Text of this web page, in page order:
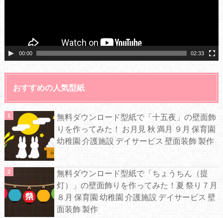
00:00 02:33
おすすめの人気型紙
無料ダウンロード型紙で「十五夜」の壁面飾
りを作ってみた！ お月見 秋 満月 ９月 保育園
幼稚園 介護施設 デイサービス 壁面装飾 製作
無料ダウンロード型紙で「ちょうちん（提
灯）」の壁面飾りを作ってみた！夏 祭り７月
８月 保育園 幼稚園 介護施設 デイサービス 壁
面装飾 製作